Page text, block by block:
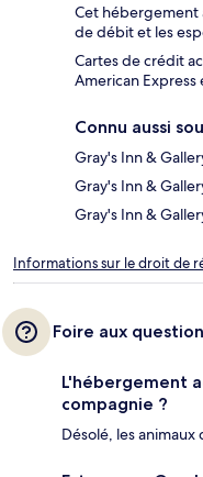
Cet hébergement
de débit et les
Cartes de crédit
American Express
Connu aussi
Gray's Inn &
Gray's Inn &
Gray's Inn &
Informations sur le droit de
Foire aux
L'hébergement
compagnie ?
Désolé, les